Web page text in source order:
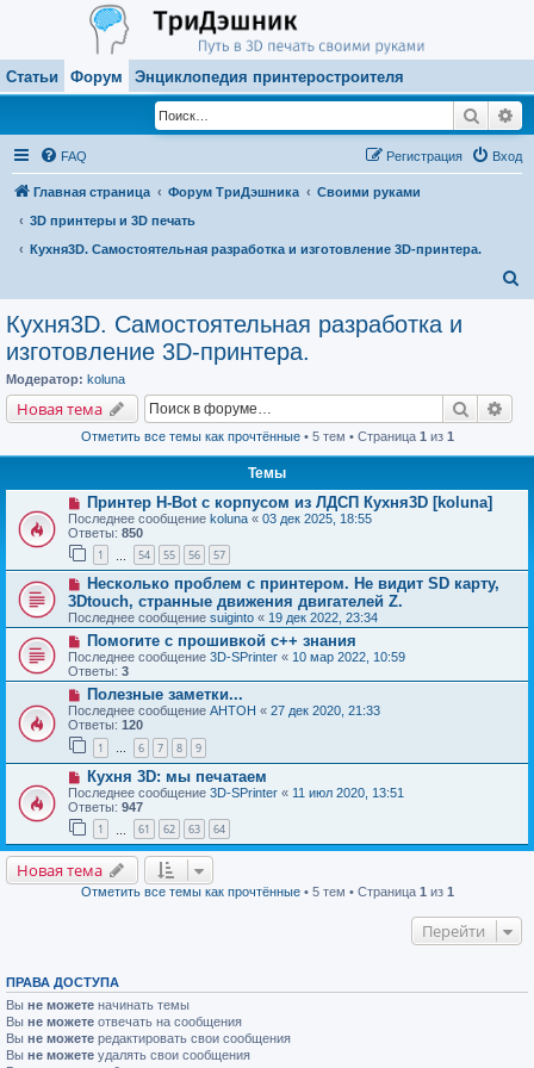
Статьи Форум Энциклопедия принтеростроителя
Поиск
FAQ Вход
Регистрация
Главная страница Форум ТриДэшника
Своими руками
3D принтеры и 3D печать
Кухня3D. Самостоятельная разработка и изготовление 3D-принтера.
Кухня3D. Самостоятельная разработка и
изготовление 3D-принтера.
Модератор: koluna
Новая тема Поиск
Отметить все темы как прочтённые• 5 тем • Страница 1 из 1
Темы
Принтер H-Bot с корпусом из ЛДСП Кухня3D [koluna]
Последнее сообщение koluna « 03 дек 2025, 18:55
Ответы: 850
1 54 55 56 57
Несколько проблем с принтером. Не видит SD карту,
3Dtouch, странные движения двигателей Z.
Последнее сообщение suiginto « 19 дек 2022, 23:34
Помогите с прошивкой с++ знания
Последнее сообщение 3D-SPrinter « 10 мар 2022, 10:59
Ответы: 3
Полезные заметки...
Последнее сообщение AHTOH « 27 дек 2020, 21:33
Ответы: 120
1 … 6 7 8 9
Кухня 3D: мы печатаем
Последнее сообщение 3D-SPrinter « 11 июл 2020, 13:51
Ответы: 947
1 61 62 63 64
Новая тема
Отметить все темы как прочтённые• 5 тем • Страница 1из 1
Перейти
ПРАВА ДОСТУПА
Вы не можете начинать темы
Вы не можете отвечать на сообщения
Вы не можете редактировать свои сообщения
Вы не можете удалять свои сообщения